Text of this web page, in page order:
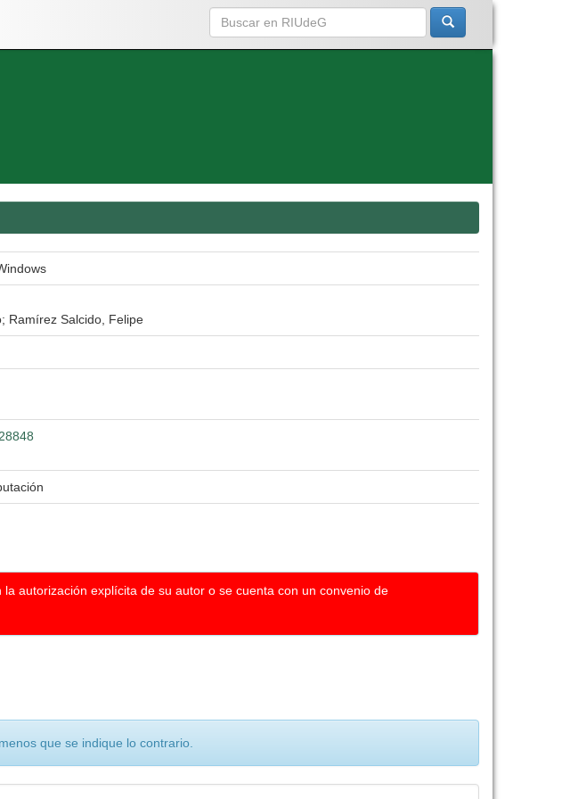
Ramírez Salcido, Felipe
autorización explícita de su autor o se cuenta con un convenio de
que se indique lo contrario.